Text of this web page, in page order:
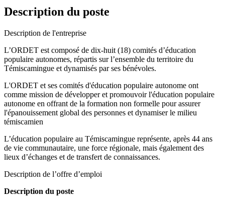
Description du poste
Description de l'entreprise
L’ORDET est composé de dix-huit (18) comités d’éducation
populaire autonomes, répartis sur l’ensemble du territoire du
Témiscamingue et dynamisés par ses bénévoles.
L'ORDET et ses comités d'éducation populaire autonome ont
comme mission de développer et promouvoir l'éducation populaire
autonome en offrant de la formation non formelle pour assurer
l'épanouissement global des personnes et dynamiser le milieu
témiscamien
L’éducation populaire au Témiscamingue représente, après 44 ans
de vie communautaire, une force régionale, mais également des
lieux d’échanges et de transfert de connaissances.
Description de l’offre d’emploi
Description du poste